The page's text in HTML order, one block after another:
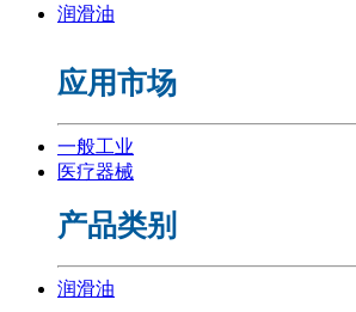
润滑油
应用市场
一般工业
医疗器械
产品类别
润滑油